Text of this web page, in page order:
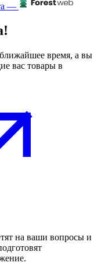
—
время, а вы
вас товары в
на ваши вопросы и